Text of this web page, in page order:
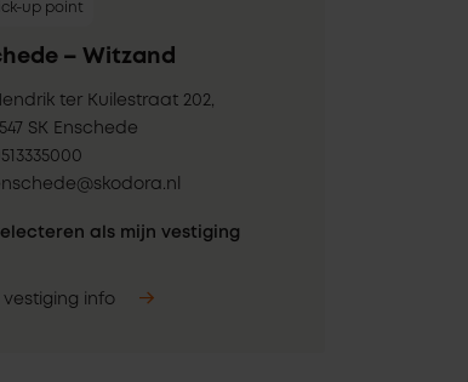
up point
– Witzand
ter Kuilestraat 202,
SK Enschede
als mijn vestiging
vestiging info